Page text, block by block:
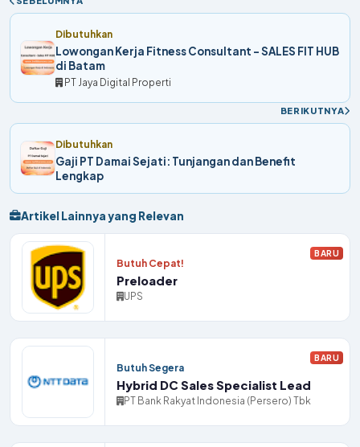
Dibutuhkan
Lowongan Kerja Fitness Consultant - SALES FIT HUB
di Batam
PT Jaya Digital Properti
BERIKUTNYA
Dibutuhkan
Gaji PT Damai Sejati: Tunjangan dan Benefit
Lengkap
Artikel Lainnya yang Relevan
Butuh Cepat!
Preloader
UPS
BARU
Butuh Segera
Hybrid DC Sales Specialist Lead
PT Bank Rakyat Indonesia (Persero) Tbk
BARU